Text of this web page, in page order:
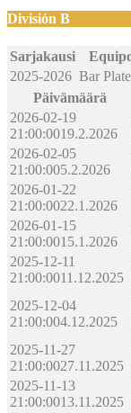
División B
Sarjakausi
2025-2026 Bar
Päivämäärä
2026-02-19
21:00:0019.2.2026
2026-02-05
21:00:005.2.2026
2026-01-22
21:00:0022.1.2026
2026-01-15
21:00:0015.1.2026
2025-12-11
21:00:0011.12.2025
2025-12-04
21:00:004.12.2025
2025-11-27
21:00:0027.11.2025
2025-11-13
21:00:0013.11.2025